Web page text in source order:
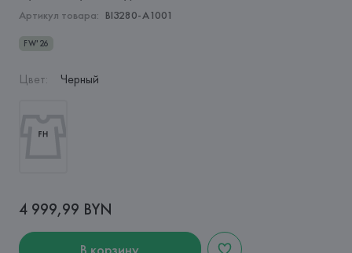
Артикул товара: BI3280-A1001
FW'26
Цвет: Черный
4 999,99 BYN
В корзину